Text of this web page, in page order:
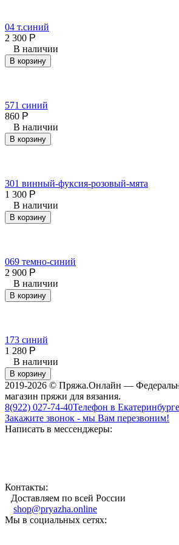
04 т.синий
2 300 Р
В наличии
В корзину
571 синий
860 Р
В наличии
В корзину
301 винный-фуксия-розовый-мята
1 300 Р
В наличии
В корзину
069 темно-синий
2 900 Р
В наличии
В корзину
173 синий
1 280 Р
В наличии
В корзину
2019-2026 © Пряжа.Онлайн —
магазин пряжи для вязания.
8(922) 027-74-40Телефон в Екатеринбурге
Закажите звонок - мы Вам перезвоним!
Написать в мессенджеры:
Контакты:
Доставляем по всей России
shop@pryazha.online
Мы в социальных сетях: